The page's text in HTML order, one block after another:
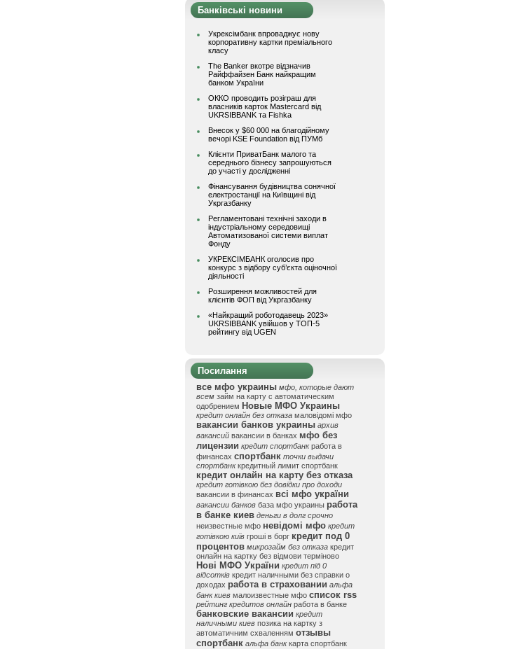
Банківські новини
Укрексімбанк впроваджує нову
корпоративну картки преміального
класу
The Banker вкотре відзначив
Райффайзен Банк найкращим
банком України
ОККО проводить розіграш для
власників карток Mastercard від
UKRSIBBANK та Fishka
Внесок у $60 000 на благодійному
вечорі KSE Foundation від ПУМб
Клієнти ПриватБанк малого та
середнього бізнесу запрошуються
до участі у дослідженні
Фінансування будівництва сонячної
електростанції на Київщині від
Укргазбанку
Регламентовані технічні заходи в
індустріальному середовищі
Автоматизованої системи виплат
Фонду
УКРЕКСІМБАНК оголосив про
конкурс з відбору суб’єкта оціночної
діяльності
Розширення можливостей для
клієнтів ФОП від Укргазбанку
«Найкращий роботодавець 2023»
UKRSIBBANK увійшов у ТОП-5
рейтингу від UGEN
Посилання
все мфо украины мфо, которые дают
всем займ на карту с автоматическим
одобрением Новые МФО Украины
кредит онлайн без отказа маловідомі мфо
вакансии банков украины архив
вакансий вакансии в банках мфо без
лицензии кредит спортбанк работа в
финансах спортбанк точки выдачи
спортбанк кредитный лимит спортбанк
кредит онлайн на карту без отказа
кредит готівкою без довідки про доходи
вакансии в финансах всі мфо україни
вакансии банков база мфо украины работа
в банке киев деньги в долг срочно
неизвестные мфо невідомі мфо кредит
готівкою київ гроші в борг кредит под 0
процентов микрозайм без отказа кредит
онлайн на картку без відмови терміново
Нові МФО України кредит під 0
відсотків кредит наличными без справки о
доходах работа в страховании альфа
банк киев малоизвестные мфо список rss
рейтинг кредитов онлайн работа в банке
банковские вакансии кредит
наличными киев позика на картку з
автоматичним схваленням отзывы
спортбанк альфа банк карта спортбанк